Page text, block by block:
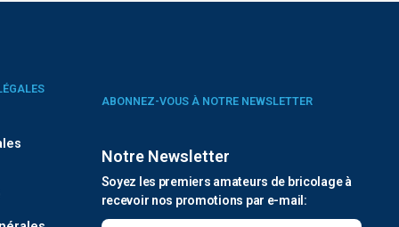
ABONNEZ-VOUS À NOTRE NEWSLETTER
Notre Newsletter
Soyez les premiers amateurs de bricolage à
recevoir nos promotions par e-mail: